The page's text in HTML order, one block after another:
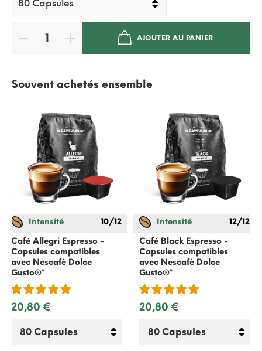
AJOUTER AU PANIER
Souvent achetés ensemble
Intensité
10/12
Café Allegri Espresso -
Capsules compatibles
avec Nescafè Dolce
Gusto®*
20,80 €
Intensité
12/12
Café Black Espresso -
Capsules compatibles
avec Nescafè Dolce
Gusto®*
20,80 €